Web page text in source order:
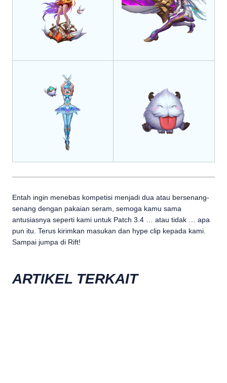
Entah ingin menebas kompetisi menjadi dua atau bersenang-
senang dengan pakaian seram, semoga kamu sama
antusiasnya seperti kami untuk Patch 3.4 … atau tidak … apa
pun itu. Terus kirimkan masukan dan hype clip kepada kami.
Sampai jumpa di Rift!
ARTIKEL TERKAIT